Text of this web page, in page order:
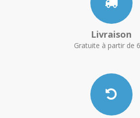
Livraison
Gratuite à partir de